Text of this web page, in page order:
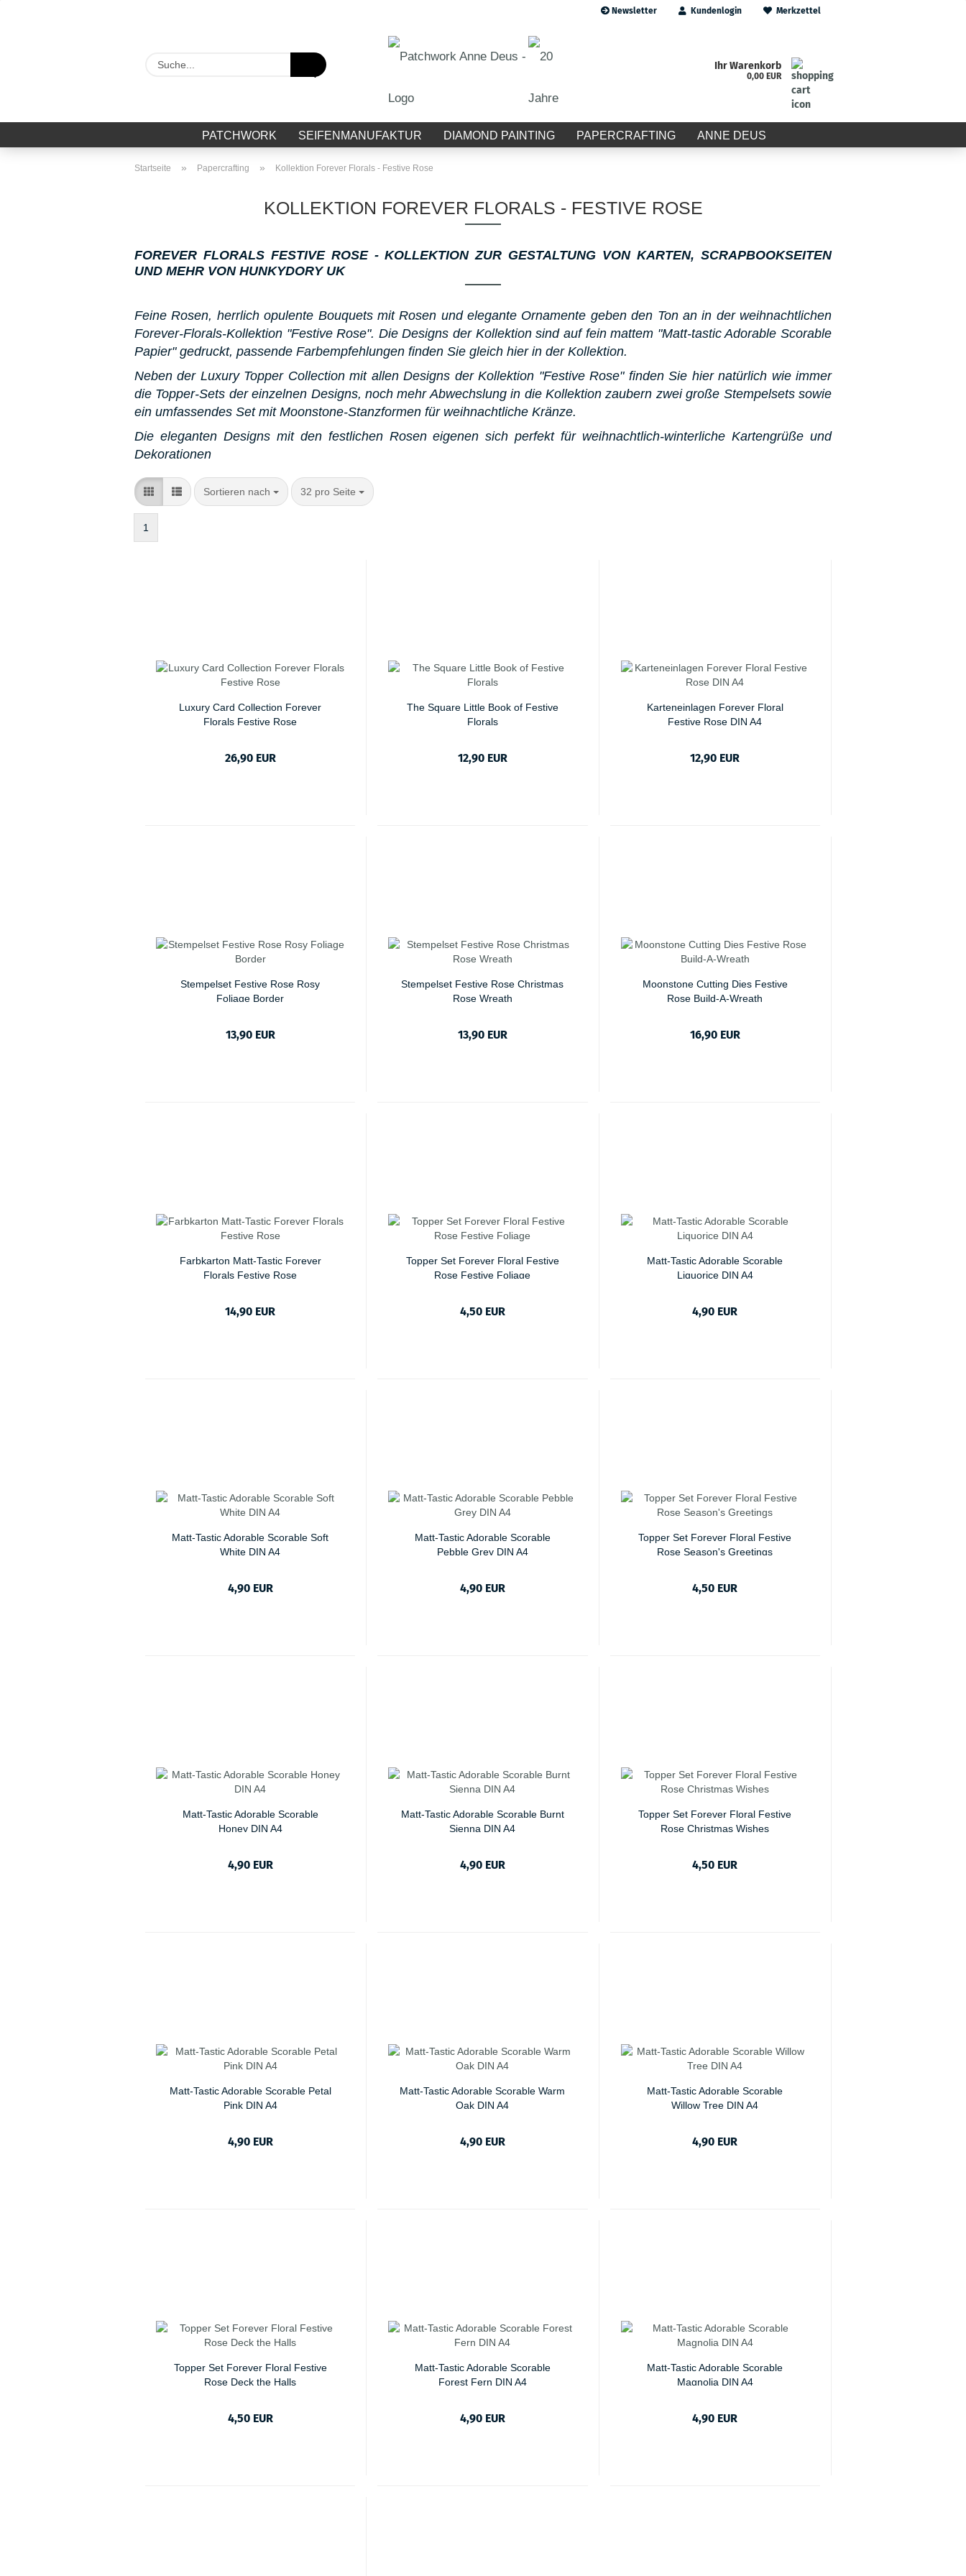
Newsletter Kundenlogin
Passwort
Konto erstellen
Merkzettel
Suche...
Ihr Warenkorb
0,00 EUR
PATCHWORK SEIFENMANUFAKTUR DIAMOND PAINTING PAPERCRAFTING ANNE DEUS
Startseite » Papercrafting » Kollektion Forever Florals - Festive Rose
KOLLEKTION FOREVER FLORALS - FESTIVE ROSE
FOREVER FLORALS FESTIVE ROSE - KOLLEKTION ZUR GESTALTUNG VON KARTEN, SCRAPBOOKSEITEN
UND MEHR VON HUNKYDORY UK
Feine Rosen, herrlich opulente Bouquets mit Rosen und elegante Ornamente geben den Ton an in der weihnachtlichen
Forever-Florals-Kollektion "Festive Rose". Die Designs der Kollektion sind auf fein mattem "Matt-tastic Adorable Scorable
Papier" gedruckt, passende Farbempfehlungen finden Sie gleich hier in der Kollektion.
Neben der Luxury Topper Collection mit allen Designs der Kollektion "Festive Rose" finden Sie hier natürlich wie immer
die Topper-Sets der einzelnen Designs, noch mehr Abwechslung in die Kollektion zaubern zwei große Stempelsets sowie
ein umfassendes Set mit Moonstone-Stanzformen für weihnachtliche Kränze.
Die eleganten Designs mit den festlichen Rosen eigenen sich perfekt für weihnachtlich-winterliche Kartengrüße und
Dekorationen
Sortieren nach
Sortieren nach 32 pro Seite
pro Seite
1
Luxury Card Collection Forever
Florals Festive Rose
26,90 EUR
The Square Little Book of Festive
Florals
12,90 EUR
Karteneinlagen Forever Floral
Festive Rose DIN A4
12,90 EUR
Stempelset Festive Rose Rosy
Foliage Border
13,90 EUR
Stempelset Festive Rose Christmas
Rose Wreath
13,90 EUR
Moonstone Cutting Dies Festive
Rose Build-A-Wreath
16,90 EUR
Farbkarton Matt-Tastic Forever
Florals Festive Rose
14,90 EUR
Topper Set Forever Floral Festive
Rose Festive Foliage
4,50 EUR
Matt-Tastic Adorable Scorable
Liquorice DIN A4
4,90 EUR
Matt-Tastic Adorable Scorable Soft
White DIN A4
4,90 EUR
Matt-Tastic Adorable Scorable
Pebble Grey DIN A4
4,90 EUR
Topper Set Forever Floral Festive
Rose Season's Greetings
4,50 EUR
Matt-Tastic Adorable Scorable
Honey DIN A4
4,90 EUR
Matt-Tastic Adorable Scorable Burnt
Sienna DIN A4
4,90 EUR
Topper Set Forever Floral Festive
Rose Christmas Wishes
4,50 EUR
Matt-Tastic Adorable Scorable Petal
Pink DIN A4
4,90 EUR
Matt-Tastic Adorable Scorable Warm
Oak DIN A4
4,90 EUR
Matt-Tastic Adorable Scorable
Willow Tree DIN A4
4,90 EUR
Topper Set Forever Floral Festive
Rose Deck the Halls
4,50 EUR
Matt-Tastic Adorable Scorable
Forest Fern DIN A4
4,90 EUR
Matt-Tastic Adorable Scorable
Magnolia DIN A4
4,90 EUR